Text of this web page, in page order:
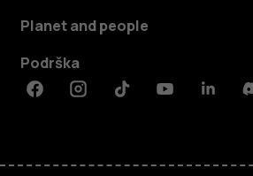
Planet and people
Podrška
FacebookInstagramTiktokYoutube